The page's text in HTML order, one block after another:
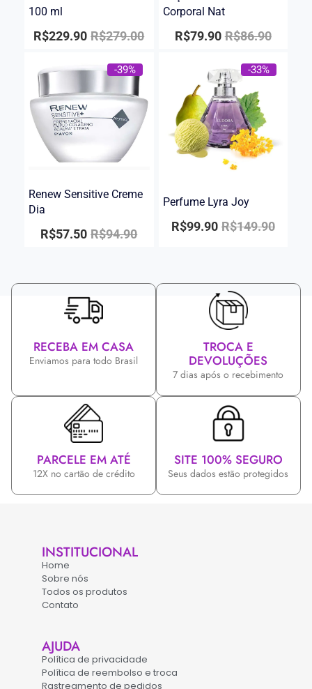
100 ml
R$279.00
R$229.90
Corporal Nat
R$86.90
R$79.90
-39%
Renew Sensitive Creme
Dia
R$94.90
R$57.50
-33%
Perfume Lyra Joy
R$149.90
R$99.90
RECEBA EM CASA
Enviamos para todo Brasil
TROCA E
DEVOLUÇÕES
7 dias após o recebimento
PARCELE EM ATÉ
12X no cartão de crédito
SITE 100% SEGURO
Seus dados estão protegidos
INSTITUCIONAL
Home
Sobre nós
Todos os produtos
Contato
AJUDA
Política de privacidade
Política de reembolso e troca
Rastreamento de pedidos